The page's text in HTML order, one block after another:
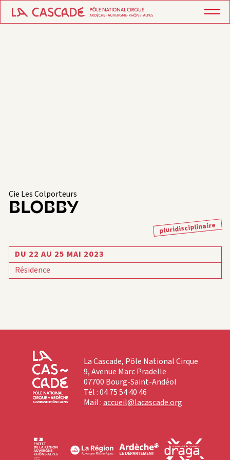
Cie Les Colporteurs
BLOBBY
pluridisciplinaire
DU 22 AU 25 MAI 2023
Résidence
La Cascade, Pôle National Cirque
9, Avenue Marc Pradelle
07700 Bourg-Saint-Andéol
Tél : 04 75 54 40 46
Mail :accueil@lacascade.org